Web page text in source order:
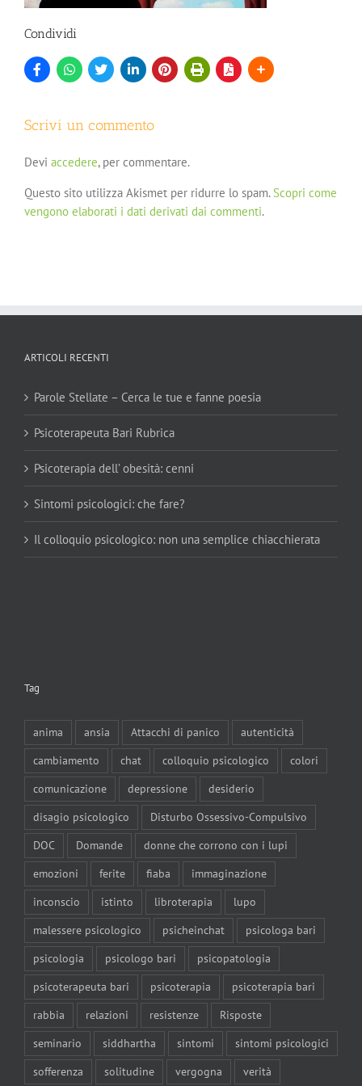
Condividi
Scrivi un commento
Devi accedere, per commentare.
Questo sito utilizza Akismet per ridurre lo spam. Scopri come
vengono elaborati i dati derivati dai commenti.
ARTICOLI RECENTI
Parole Stellate – Cerca le tue e fanne poesia
Psicoterapeuta Bari Rubrica
Psicoterapia dell’ obesità: cenni
Sintomi psicologici: che fare?
Il colloquio psicologico: non una semplice chiacchierata
Tag
anima ansia Attacchi di panico
autenticità
cambiamento
chat colloquio psicologico
colori
comunicazione
depressione
desiderio
disagio psicologico
Disturbo Ossessivo-Compulsivo
DOC
Domande
donne che corrono con i lupi
emozioni
ferite fiaba
immaginazione
inconscio
istinto libroterapia
lupo
malessere psicologico
psicheinchat
psicologa bari
psicologia
psicologo bari
psicopatologia
psicoterapeuta bari
psicoterapia
psicoterapia bari
rabbia
relazioni resistenze
Risposte
seminario
siddhartha sintomi
sintomi psicologici
sofferenza
solitudine vergogna verità